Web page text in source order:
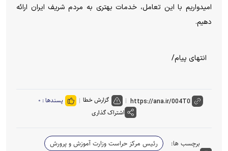
امیدواریم با این تعامل، خدمات بهتری به مردم شریف ایران ارائه
دهیم.
انتهای پیام/
گزارش خطا پسندها : ۰
اشتراک گذاری
برچسب ها:
رئیس مرکز حراست وزارت آموزش و پرورش